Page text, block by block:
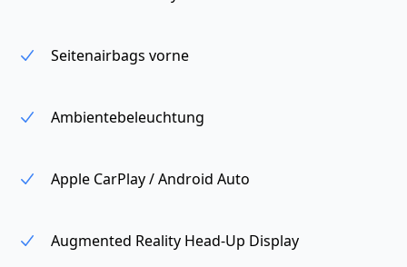
Seitenairbags vorne
Ambientebeleuchtung
Apple CarPlay / Android Auto
Augmented Reality Head-Up Display